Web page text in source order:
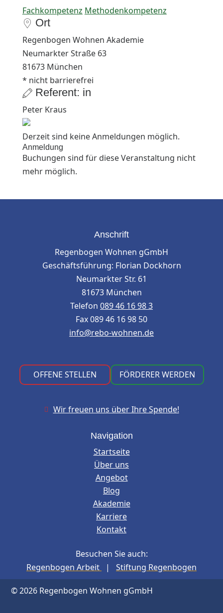
Fachkompetenz Methodenkompetenz
Ort
Regenbogen Wohnen Akademie
Neumarkter Straße 63
81673 München
* nicht barrierefrei
Referent: in
Peter Kraus
Derzeit sind keine Anmeldungen möglich.
Anmeldung
Buchungen sind für diese Veranstaltung nicht
mehr möglich.
Anschrift
Regenbogen Wohnen gGmbH
Geschäftsführung: Florian Dockhorn
Neumarkter Str. 61
81673 München
Telefon 089 46 16 98 3
Fax 089 46 16 98 50
info@rebo-wohnen.de
OFFENE STELLEN FÖRDERER WERDEN
 Wir freuen uns über Ihre Spende!
Navigation
Startseite
Über uns
Angebot
Blog
Akademie
Karriere
Kontakt
Besuchen Sie auch:
Regenbogen Arbeit
| Stiftung Regenbogen
© 2026 Regenbogen Wohnen gGmbH